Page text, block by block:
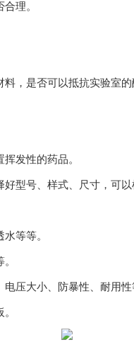
。
，是否可以抵抗实验室
性的药品。
、样式、尺寸，可
等。
。
大小、防暴性、耐用性等